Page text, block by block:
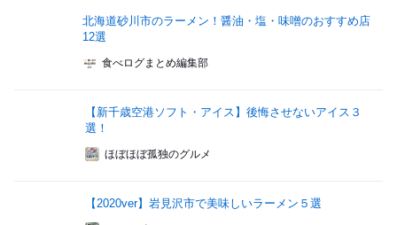
北海道砂川市のラーメン！醤油・塩・味噌のおすすめ店
12選
食べログまとめ編集部
【新千歳空港ソフト・アイス】後悔させないアイス３
選！
ほぼほぼ孤独のグルメ
【2020ver】岩見沢市で美味しいラーメン５選